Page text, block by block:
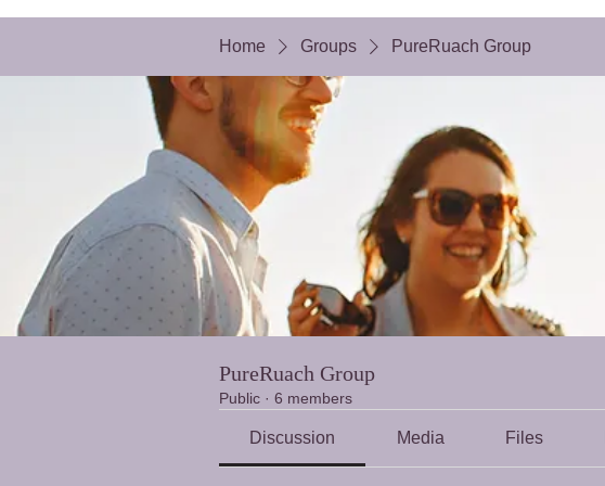
Home Groups PureRuach Group
PureRuach Group
Public · 6 members
Discussion Media Files